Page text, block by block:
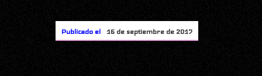
Publicado el 16 de septiembre de 2017